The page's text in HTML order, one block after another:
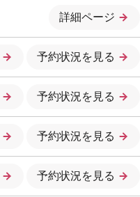
詳細ページ
予約状況を見る
予約状況を見る
予約状況を見る
予約状況を見る